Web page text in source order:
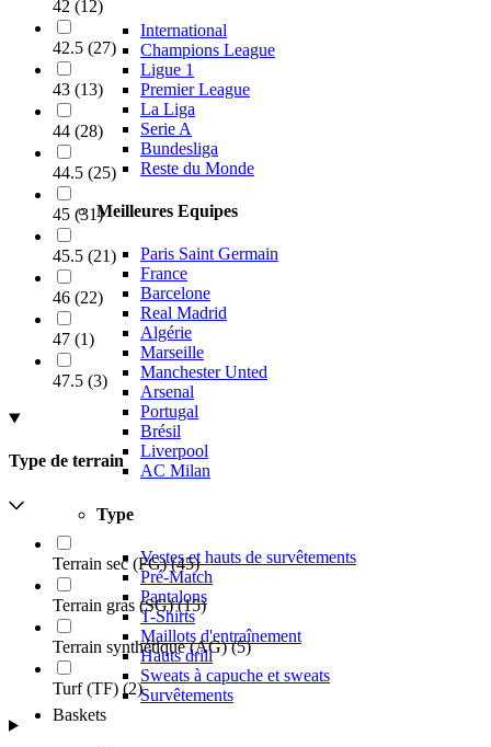
International
Champions League
Ligue 1
Premier League
La Liga
Serie A
Bundesliga
Reste du Monde
Meilleures Equipes
Paris Saint Germain
France
Barcelone
Real Madrid
Algérie
Marseille
Manchester Unted
Arsenal
Portugal
Brésil
Liverpool
AC Milan
Type
Vestes et hauts de survêtements
Pré-Match
Pantalons
T-Shirts
Maillots d'entraînement
Hauts drill
Sweats à capuche et sweats
Survêtements
Baskets
42 (12)
42.5 (27)
43 (13)
44 (28)
44.5 (25)
45 (31)
45.5 (21)
46 (22)
47 (1)
47.5 (3)
Type de terrain
Terrain sec (FG) (45)
Terrain gras (SG) (15)
Terrain synthétique (AG) (5)
Turf (TF) (2)